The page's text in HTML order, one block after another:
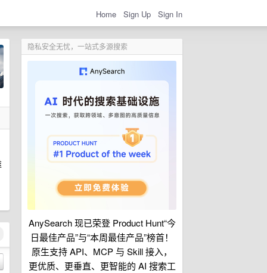
Home Sign Up Sign In
隐私安全无忧，一站式多源搜索
AnySearch 现已荣登 Product Hunt“今
日最佳产品”与“本周最佳产品”榜首！
原生支持 API、MCP 与 Skill 接入，
更优质、更垂直、更智能的 AI 搜索工